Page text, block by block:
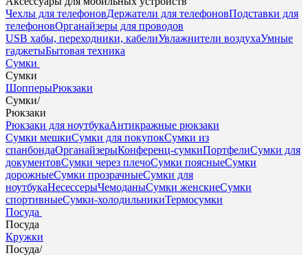
Чехлы для телефоновДержатели для телефоновПодставки для
телефоновОрганайзеры для проводов
USB хабы, переходники, кабелиУвлажнители воздухаУмные
гаджетыБытовая техника
Сумки
Сумки
ШопперыРюкзаки
Сумки/
Рюкзаки
Рюкзаки для ноутбукаАнтикражные рюкзаки
Сумки мешкиСумки для покупокСумки из
спанбондаОрганайзерыКонференц-сумкиПортфелиСумки для
документовСумки через плечоСумки поясныеСумки
дорожныеСумки прозрачныеСумки для
ноутбукаНесессерыЧемоданыСумки женскиеСумки
спортивныеСумки-холодильникиТермосумки
Посуда
Посуда
Кружки
Посуда/